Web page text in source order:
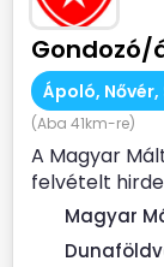
Gondozó/
Ápoló,
(Aba 41km-re)
A Magyar
felvételt
Magyar